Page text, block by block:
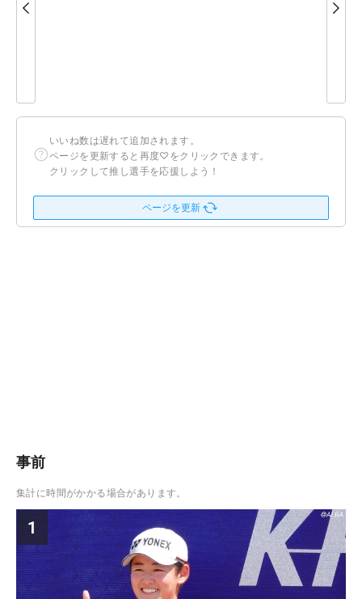
いいね数は遅れて追加されます。
ページを更新すると再度♡をクリックできます。
クリックして推し選手を応援しよう！
ページを更新
事前
集計に時間がかかる場合があります。
1